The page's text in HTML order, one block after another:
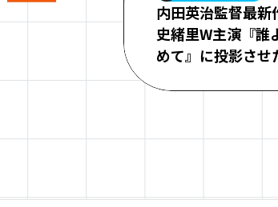
内田英治監督最
史緒里W主演『誰
めて』に投影させ